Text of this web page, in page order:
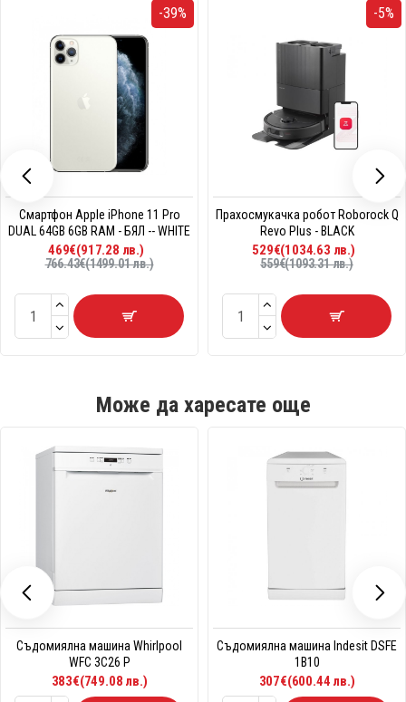
-39%
Смартфон Apple iPhone 11 Pro
DUAL 64GB 6GB RAM - БЯЛ -- WHITE
469€(917.28 лв.)
766.43€(1499.01 лв.)
-5%
Прахосмукачка робот Roborock Q
Revo Plus - BLACK
529€(1034.63 лв.)
559€(1093.31 лв.)
Може да харесате още
Съдомиялна машина Whirlpool
WFC 3C26 P
383€(749.08 лв.)
Съдомиялна машина Indesit DSFE
1B10
307€(600.44 лв.)